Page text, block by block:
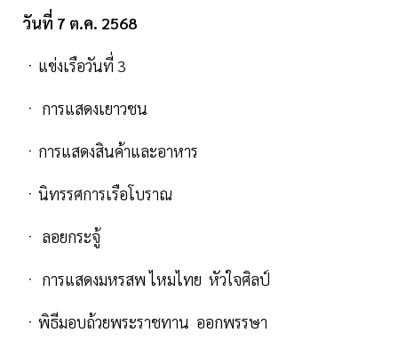
วันที่ 7 ต.ค. 2568
ㆍแข่งเรือวันที่ 3
ㆍ การแสดงเยาวชน
ㆍการแสดงสินค้าและอาหาร
ㆍนิทรรศการเรือโบราณ
ㆍ ลอยกระจู้
ㆍ การแสดงมหรสพ ไหมไทย หัวใจศิลป์
ㆍพิธีมอบถ้วยพระราชทาน ออกพรรษา